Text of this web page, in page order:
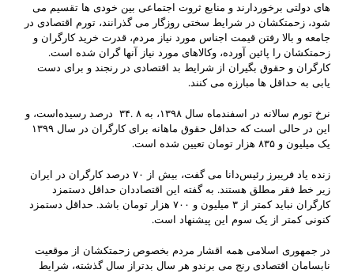
های دولتی برخوردارند و منابع ثروت اجتماعی بین خودی ها تقسیم می
شود، زحمتکشان در شرایط سختی روزگار می گذرانند، تورم اقتصادی در
جامعه و بالا رفتن قیمت اجناس مورد نیاز مردم، قدرت خرید کارگران و
زحمتکشان را پائین آورده، وکالاهای مورد نیاز آنها گران شده است.
کارگران و حقوق بگیران از شرایط بد اقتصادی در رنجند و برای دست
یابی به حداقل ها مبارزه می کنند.
نرخ تورم سالانه در اسفندماه سال ۱۳۹۸، به ۸ .۳۴ درصد رسیده‌است، و
این در حالی است که حداقل حقوق ماهانه برای کارگران در سال ۱۳۹۹
یک میلیون و ۸۳۵ هزار تومان تعیین شده است.
زنده یاد فریبرز رئیس‌دانا می گفت، بیش از ۷۰ درصد کارگران در ایران
زیر خط فقر مطلق هستند. به گفته این اقتصاددان حداقل دستمزد
کارگران نباید کمتر از ۳ میلیون و ۷۰۰ هزار تومان باشد. حداقل دستمزد
کنونی کمتر از یک سوم این پیشنهاد است.
در جمهوری اسلامی همه اقشار مردم بخصوص زحمتکشان از موقعیت
نابسامان اقتصادی رنج می برندو هر سال بدتراز سال گذشته، شرایط